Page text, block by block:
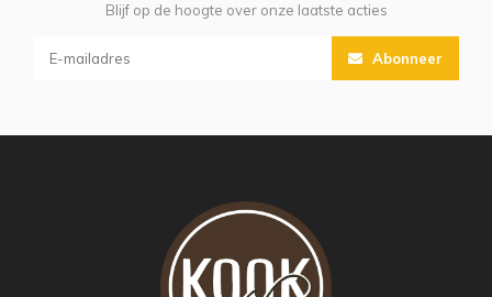
Blijf op de hoogte over onze laatste acties
Abonneer